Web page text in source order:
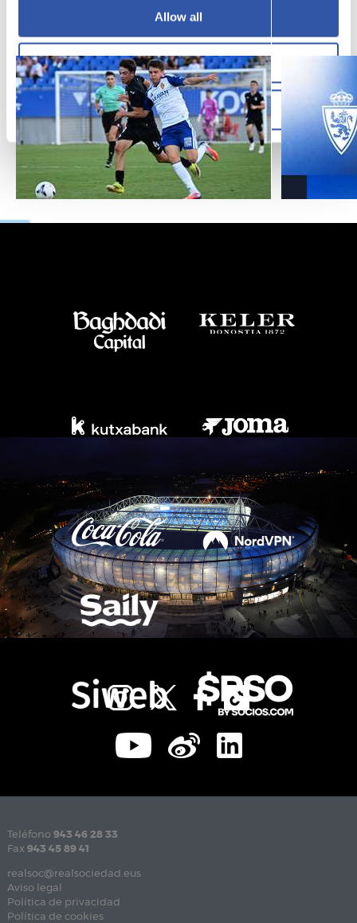
Allow all
Allow selection
Deny
Teléfono 943 46 28 33
Fax 943 45 89 41
realsoc@realsociedad.eus
Aviso legal
Política de privacidad
Política de cookies